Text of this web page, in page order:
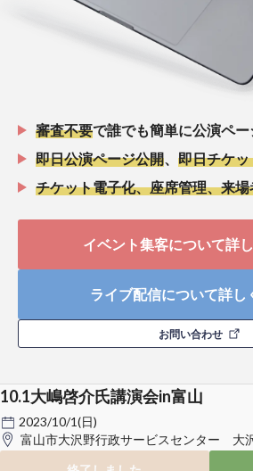
審査不要で誰でも簡単に公演ペー
即日公演ページ公開
即日チケッ
チケット電子化、座席管理、来
イベント集客について詳
ライブ配信について詳し
お問い合わせ
10.1大嶋啓介氏講演会in富山
2023/10/1(日)
富山市大沢野行政サービスセンター 大